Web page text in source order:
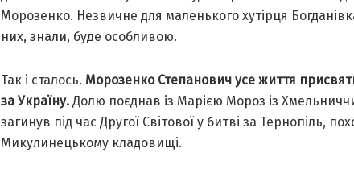
Морозенко. Незвичне для маленького хутірця
них, знали, буде особливою.
Так і сталось. Морозенко Степанович усе життя
за Україну. Долю поєднав із Марією Мороз із
загинув під час Другої Світової у битві за Тернопіль,
Микулинецькому кладовищі.